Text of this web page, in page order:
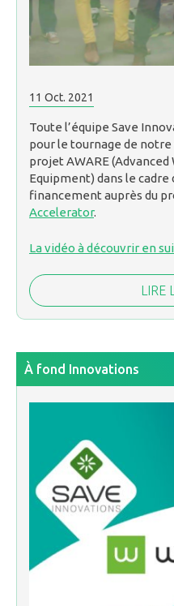
11 Oct. 2021
Toute l’équipe Save
pour le tournage de
projet AWARE
Equipment) dans le
financement auprès du
Accelerator.
La vidéo à découvrir en
À fond Innovations